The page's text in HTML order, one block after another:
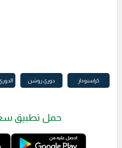
كراسنودار دوري روشن
حمل تطبيق